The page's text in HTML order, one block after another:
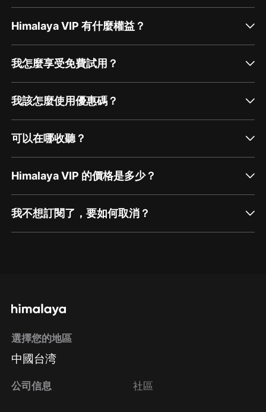
Himalaya VIP 有什麼權益？
我怎麼享受免費試用？
我該怎麼使用優惠碼？
可以在哪收聽？
Himalaya VIP 的價格是多少？
我不想訂閱了，要如何取消？
方法 Google Play取消訂閱方法
選擇您的地區
中國台湾
公司信息 社區